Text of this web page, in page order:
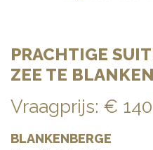
PRACHTIGE
ZEE TE
Vraagprijs: €
BLANKENBERGE